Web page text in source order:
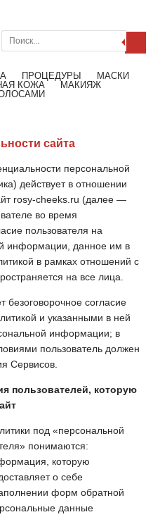
ПРОЦЕДУРЫ
МАСКИ
КОЖА
МАКИЯЖ
сайта
персональной
действует в отношении
rosy-cheeks.ru (далее —
во время
пользователя на
информации, данное им в
в рамках отношений с
на все лица.
безоговорочное согласие
и указанными в ней
информации; в
пользователь должен
Сервисов.
пользователей, которую
под «персональной
понимаются:
которую
о себе
форм обратной
данные